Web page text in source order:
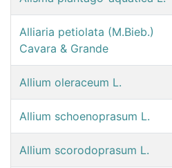
Alliaria petiolata (M.Bieb.)
Cavara & Grande
Allium oleraceum L.
Allium schoenoprasum L.
Allium scorodoprasum L.